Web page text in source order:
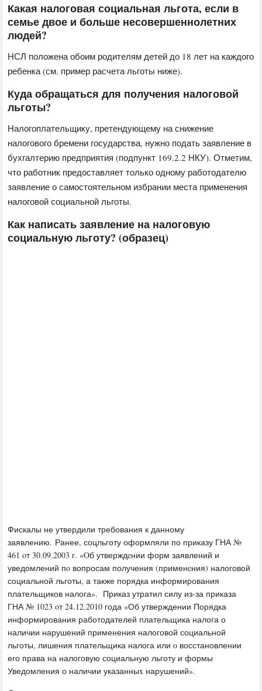
Какая налоговая социальная льгота, если в
семье двое и больше несовершеннолетних
людей?
НСЛ положена обоим родителям детей до 18 лет на каждого
ребенка (см. пример расчета льготы ниже).
Куда обращаться для получения налоговой
льготы?
Налогоплательщику, претендующему на снижение
налогового бремени государства, нужно подать заявление в
бухгалтерию предприятия (подпункт 169.2.2 НКУ). Отметим,
что работник предоставляет только одному работодателю
заявление о самостоятельном избрании места применения
налоговой социальной льготы.
Как написать заявление на налоговую
социальную льготу? (образец)
Фискалы не утвердили требования к данному
заявлению. Ранее, соцльготу оформляли по приказу ГНА №
461 oт 30.09.2003 г. «Oб утверждeнии форм заявлений и
уведомлений пo вопросам получения (применeния) налоговой
социальной льготы, а также порядка информирования
плательщиков налога». Приказ утратил силу из-за приказа
ГНА № 1023 oт 24.12.2010 года «Об утверждении Порядка
информирования работодателей плательщика налога о
наличии нарушений применения налоговой социальной
льготы, лишения плательщика налога или o восстановлении
его права на налоговую социальную льготу и формы
Уведомления о наличии указанныx нарушений».